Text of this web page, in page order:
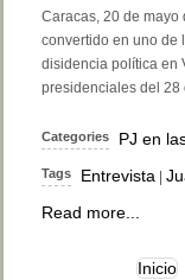
Caracas, 20 de
convertido en uno de
disidencia política en
presidenciales del 28
Categories PJ en
Tags Entrevista
Read more...
Inicio